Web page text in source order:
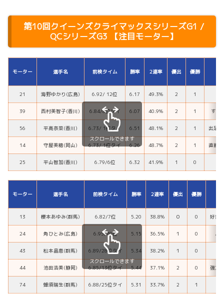
第10回クイーンズクライマックスシリーズG1 /
QCシリーズG3 【注目モーター】
モーター 選手名 前検タイム 勝率 2連率 優出 優勝
21 海野ゆかり(広島) 6.92/ 12位 6.17 49.3% 2 1
39 西村美智子(香川) 6.84/8位タイ 6.07 40.9% 2 1 すべ
56 平高奈菜(香川) 6.73/ 1位タイ 6.51 48.1% 2 1 出足
14 守屋美穂(岡山) 6.73/ 1位タイ 6.26 48.7% 2 1 直線
25 平山智加(香川) 6.79/6位 6.32 41.9% 1 0
スクロールできます
モーター 選手名 前検タイム 勝率 2連率 優出 優勝
13 櫻本あゆみ(群馬) 6.82/7位 5.20 38.8% ０ 0 好素
24 角ひとみ(広島) 6.95/40位 5.15 36.5% １ 0 パ
43 松本晶恵(群馬) 6.89/28位タイ 5.34 38.2% １ 0
44 池田浩美(静岡) 6.85/13位タイ 5.44 37.1% 2 0 強力
74 蜂須瑞生(群馬) 6.88/25位タイ 5.31 33.7% 2 １
スクロールできます